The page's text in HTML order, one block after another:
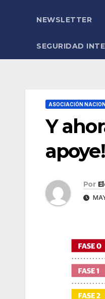
NEWSLETTER
SEGURIDAD
ASOCIACIÓN
Y
apoye!
Por